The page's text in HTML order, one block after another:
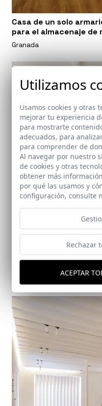
Casa de un solo
para el almacenaje de
Granada
Utilizamos
Usamos cookies y otras
mejorar tu experiencia
para mostrarte
adecuados, para
para comprender de
Al navegar por nuestro
de cookies y otras
obtener más
por qué las usamos y
configuración, consulte
Rechazar
ACEPTAR